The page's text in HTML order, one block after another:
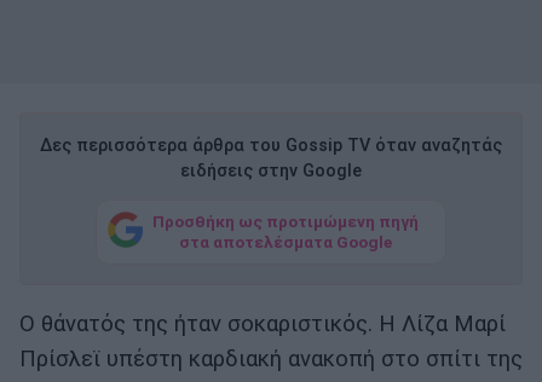
Δες περισσότερα άρθρα του Gossip TV όταν αναζητάς
ειδήσεις στην Google
Προσθήκη ως προτιμώμενη πηγή
στα αποτελέσματα Google
Ο θάνατός της ήταν σοκαριστικός. Η Λίζα Μαρί
Πρίσλεϊ υπέστη καρδιακή ανακοπή στο σπίτι της